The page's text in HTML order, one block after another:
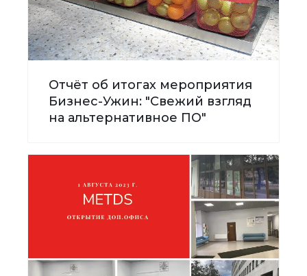
Отчёт об итогах мероприятия
Бизнес-Ужин: "Свежий взгляд
на альтернативное ПО"